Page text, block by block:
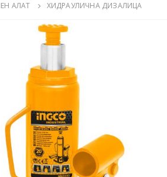
АЛАТ ХИДРАУЛИЧНА ДИЗАЛИЦА